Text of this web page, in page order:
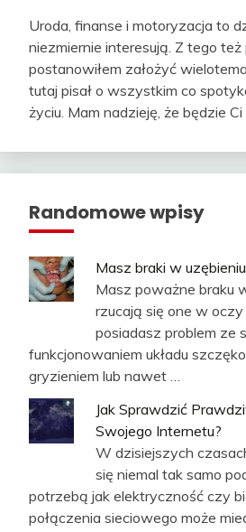
Uroda, finanse i motoryzacja to
niezmiernie interesują. Z tego też
postanowiłem założyć
tutaj pisał o wszystkim co
życiu. Mam nadzieję, że będzie
Randomowe wpisy
Masz braki w
Masz poważne braku
rzucają się one w
posiadasz problem ze
funkcjonowaniem układu
gryzieniem lub nawet …
Jak Sprawdzić
Swojego Internetu?
W dzisiejszych
się niemal tak samo
potrzebą jak elektryczność czy
połączenia sieciowego może